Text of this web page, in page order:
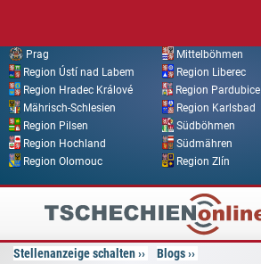
Prag
Mittelböhmen
Region Ústí nad Labem
Region Liberec
Region Hradec Králové
Region Pardubice
Mährisch-Schlesien
Region Karlsbad
Region Pilsen
Südböhmen
Region Hochland
Südmähren
Region Olomouc
Region Zlín
Tschechien
Stellenanzeige schalten Blogs